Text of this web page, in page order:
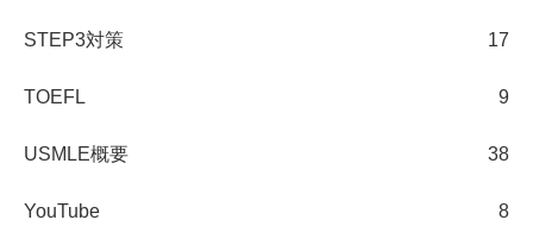
STEP3対策 17
TOEFL 9
USMLE概要 38
YouTube 8